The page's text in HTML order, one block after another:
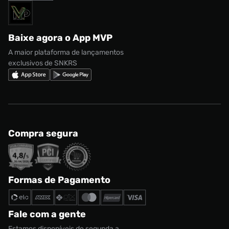
CONTINUAR COMPRANDO
ADICIONAR AO CARRINHO
Marcas
adidas Campus
Nike Shox
Política de privacidade
Regulamento CRM/ CASHBACK
Regulamento Cupom
Solicite seus dados
Baixe agora o App MVP
A maior plataforma de lançamentos
exclusivos de SNKRS
Compra segura
Formas de Pagamento
Fale com a gente